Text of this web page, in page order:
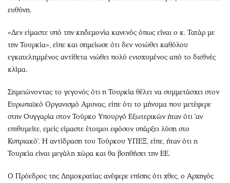
ευθύνη.
«Δεν είμαστε υπό την κηδεμονία κανενός όπως είναι ο κ. Τατάρ με
την Τουρκία», είπε και σημείωσε ότι δεν νοιώθει καθόλου
εγκατελημμένος αντίθετα νιώθει πολύ ενισχυμένος από το διεθνές
κλίμα.
Σημειώνοντας το γεγονός ότι η Τουρκία θέλει να συμμετάσχει στον
Ευρωπαϊκό Οργανισμό Αμυνας, είπε ότι το μήνυμα που μετέφερε
στην Ουγγαρία στον Τούρκο Υπουργό Εξωτερικών ήταν ότι 'αν
επιθυμείτε, εμείς είμαστε έτοιμοι εφόσον υπάρξει λύση στο
Κυπριακό'. Η αντίδραση του Τούρκου ΥΠΕΞ, είπε, ήταν ότι η
Τουρκία είναι μεγάλη χώρα και θα βοηθήσει την ΕΕ.
Ο Πρόεδρος της Δημοκρατίας ανέφερε επίσης ότι χθες, ο Αρχηγός